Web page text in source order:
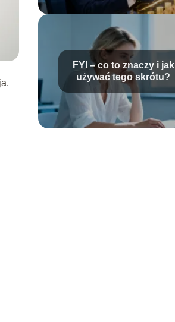
FYI – co to znaczy i jak
używać tego skrótu?